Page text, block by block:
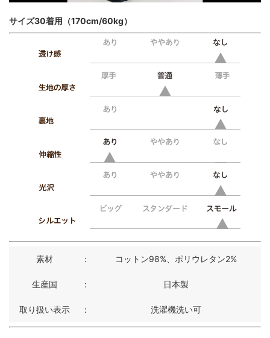
サイズ30着用（170cm/60kg）
素材 ： コットン98%、ポリウレタン2%
生産国 ： 日本製
取り扱い表示 ： 洗濯機洗い可